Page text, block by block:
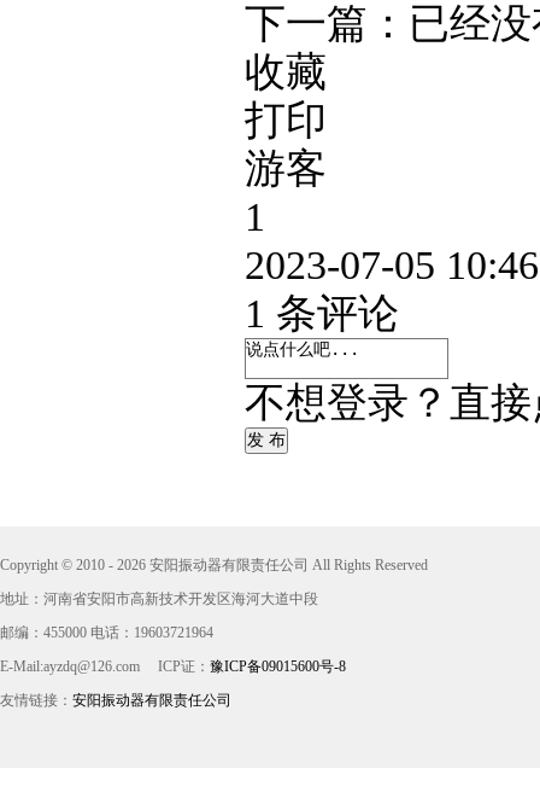
下一篇：已经
收藏
打印
游客
1
2023-07-05
1 条评论
不想登录？直
发 布
Copyright © 2010 - 2026 安阳振动器有限责任公司 All Rights Reserved
地址：河南省安阳市高新技术开发区海河大道中段
邮编：455000 电话：19603721964
E-Mail:ayzdq@126.com
ICP证： 豫ICP备09015600号-8
友情链接： 安阳振动器有限责任公司